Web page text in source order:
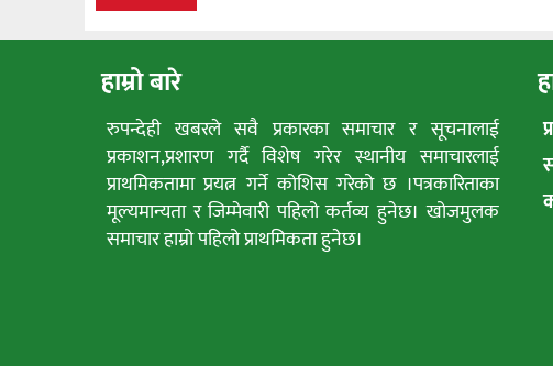
हाम्रो बारे
रुपन्देही खबरले सवै प्रकारका समाचार र सूचनालाई
प्रकाशन,प्रशारण गर्दै विशेष गरेर स्थानीय समाचारलाई
प्राथमिकतामा प्रयत्न गर्ने कोशिस गरेको छ ।पत्रकारिताका
मूल्यमान्यता र जिम्मेवारी पहिलो कर्तव्य हुनेछ। खोजमुलक
समाचार हाम्रो पहिलो प्राथमिकता हुनेछ।